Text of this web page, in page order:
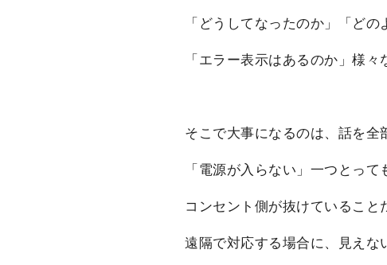
「どうしてなったのか」「どの
「エラー表示はあるのか」様
そこで大事になるのは、話を全
「電源が入らない」一つとっ
コンセント側が抜けていること
遠隔で対応する場合に、見えな